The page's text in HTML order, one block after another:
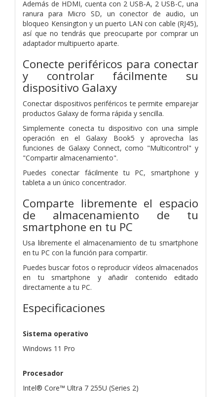
Además de HDMI, cuenta con 2 USB-A, 2 USB-C, una
ranura para Micro SD, un conector de audio, un
bloqueo Kensington y un puerto LAN con cable (RJ45),
así que no tendrás que preocuparte por comprar un
adaptador multipuerto aparte.
Conecte periféricos para conectar
y controlar fácilmente su
dispositivo Galaxy
Conectar dispositivos periféricos te permite emparejar
productos Galaxy de forma rápida y sencilla.
Simplemente conecta tu dispositivo con una simple
operación en el Galaxy Book5 y aprovecha las
funciones de Galaxy Connect, como "Multicontrol" y
"Compartir almacenamiento".
Puedes conectar fácilmente tu PC, smartphone y
tableta a un único concentrador.
Comparte libremente el espacio
de almacenamiento de tu
smartphone en tu PC
Usa libremente el almacenamiento de tu smartphone
en tu PC con la función para compartir.
Puedes buscar fotos o reproducir vídeos almacenados
en tu smartphone y añadir contenido editado
directamente a tu PC.
Especificaciones
Sistema operativo
Windows 11 Pro
Procesador
Intel® Core™ Ultra 7 255U (Series 2)